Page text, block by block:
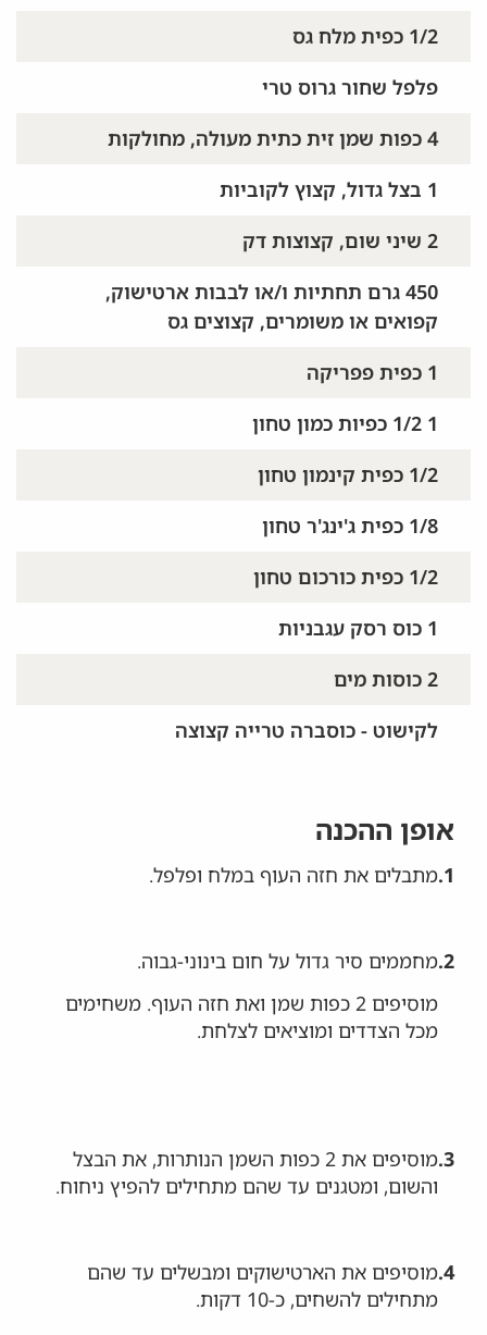
1/2 כפית מלח גס
פלפל שחור גרוס טרי
4 כפות שמן זית כתית מעולה, מחולקות
1 בצל גדול, קצוץ לקוביות
2 שיני שום, קצוצות דק
450 גרם תחתיות ו/או לבבות ארטישוק,
קפואים או משומרים, קצוצים גס
1 כפית פפריקה
1 1/2 כפיות כמון טחון
1/2 כפית קינמון טחון
1/8 כפית ג'ינג'ר טחון
1/2 כפית כורכום טחון
1 כוס רסק עגבניות
2 כוסות מים
לקישוט - כוסברה טרייה קצוצה
אופן ההכנה
1. מתבלים את חזה העוף במלח ופלפל.
2. מחממים סיר גדול על חום בינוני-גבוה.
מוסיפים 2 כפות שמן ואת חזה העוף. משחימים
מכל הצדדים ומוציאים לצלחת.
3.
מוסיפים את 2 כפות השמן הנותרות, את הבצל
והשום, ומטגנים עד שהם מתחילים להפיץ ניחוח.
4. מוסיפים את הארטישוקים ומבשלים עד שהם
מתחילים להשחים, כ-10 דקות.